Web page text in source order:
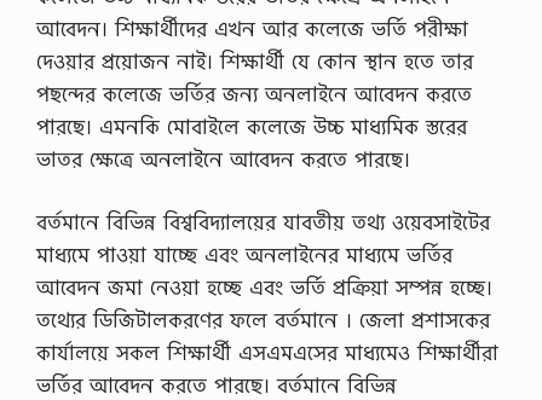
আবেদন। শিক্ষার্থীদের এখন আর কলেজে ভর্তি পরীক্ষা
দেওয়ার প্রয়ােজন নাই। শিক্ষার্থী যে কোন স্থান হতে তার
পছন্দের কলেজে ভর্তির জন্য অনলাইনে আবেদন করতে
পারছে। এমনকি মােবাইলে কলেজে উচ্চ মাধ্যমিক স্তরের
ভাতর ক্ষেত্রে অনলাইনে আবেদন করতে পারছে।
বর্তমানে বিভিন্ন বিশ্ববিদ্যালয়ের যাবতীয় তথ্য ওয়েবসাইটের
মাধ্যমে পাওয়া যাচ্ছে এবং অনলাইনের মাধ্যমে ভর্তির
আবেদন জমা নেওয়া হচ্ছে এবং ভর্তি প্রক্রিয়া সম্পন্ন হচ্ছে।
তথ্যের ডিজিটালকরণের ফলে বর্তমানে । জেলা প্রশাসকের
কার্যালয়ে সকল শিক্ষার্থী এসএমএসের মাধ্যমেও শিক্ষার্থীরা
ভর্তির আবেদন করতে পারছে। বর্তমানে বিভিন্ন